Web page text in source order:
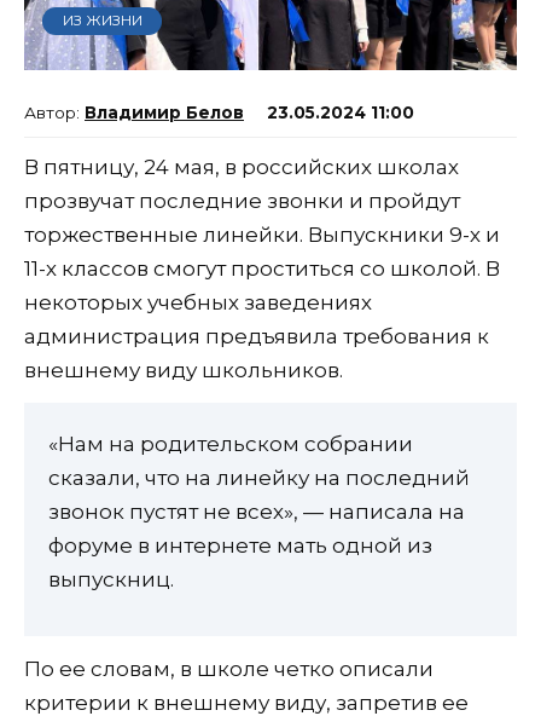
ИЗ ЖИЗНИ
Владимир Белов 23.05.2024 11:00
В пятницу, 24 мая, в российских школах
прозвучат последние звонки и пройдут
торжественные линейки. Выпускники 9-х и
11-х классов смогут проститься со школой. В
некоторых учебных заведениях
администрация предъявила требования к
внешнему виду школьников.
«Нам на родительском собрании
сказали, что на линейку на последний
звонок пустят не всех», — написала на
форуме в интернете мать одной из
выпускниц.
По ее словам, в школе четко описали
критерии к внешнему виду, запретив ее